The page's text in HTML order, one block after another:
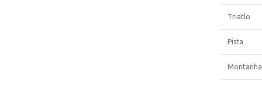
Triatlo
Pista
Montanha